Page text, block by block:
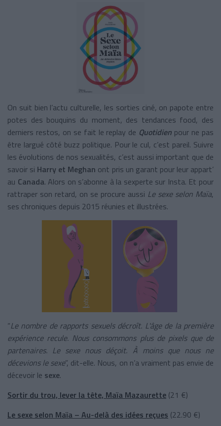
On suit bien l’actu culturelle, les sorties ciné, on papote entre
potes des bouquins du moment, des tendances food, des
derniers restos, on se fait le replay de Quotidien pour ne pas
être largué côté buzz politique. Pour le cul, c’est pareil. Suivre
les évolutions de nos sexualités, c’est aussi important que de
savoir si Harry et Meghan ont pris un garant pour leur appart’
au Canada. Alors on s’abonne à la sexperte sur Insta. Et pour
rattraper son retard, on se procure aussi Le sexe selon Maïa,
ses chroniques depuis 2015 réunies et illustrées.
“Le nombre de rapports sexuels décroît. L'âge de la première
expérience recule. Nous consommons plus de pixels que de
partenaires. Le sexe nous déçoit. À moins que nous ne
décevions le sexe”, dit-elle. Nous, on n’a vraiment pas envie de
décevoir le sexe.
Sortir du trou, lever la tête, Maïa Mazaurette (21 €)
Le sexe selon Maïa – Au-delà des idées reçues (22.90 €)